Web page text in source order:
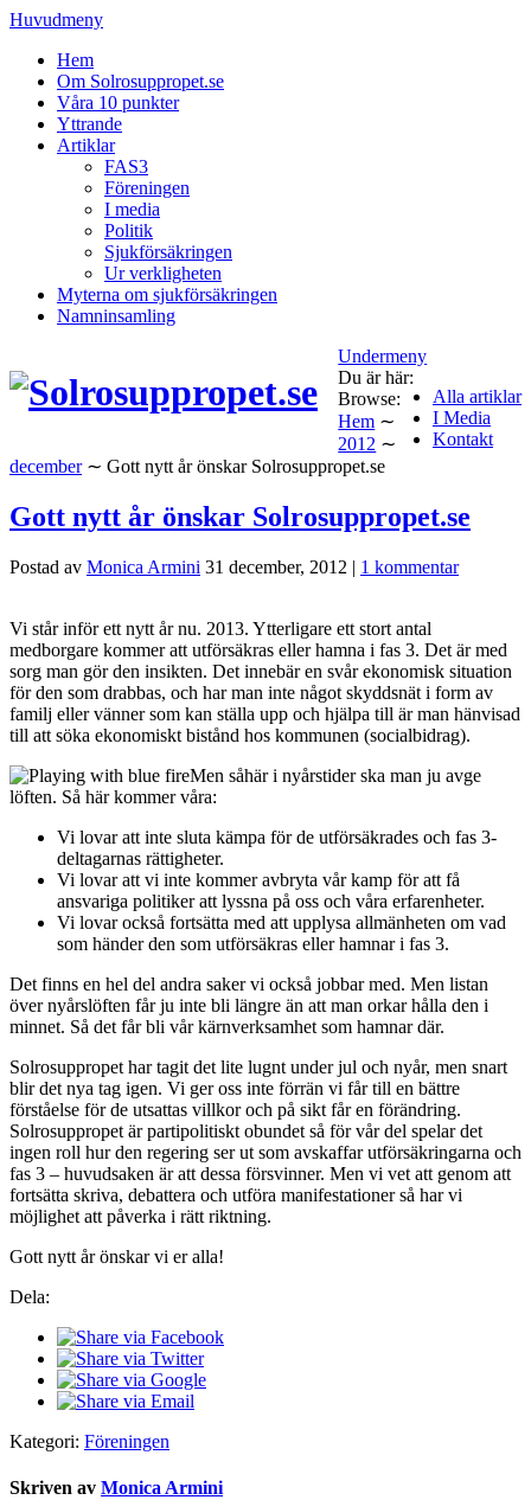
Huvudmeny
Hem
Om Solrosuppropet.se
Våra 10 punkter
Yttrande
Artiklar
FAS3
Föreningen
I media
Politik
Sjukförsäkringen
Ur verkligheten
Myterna om sjukförsäkringen
Namninsamling
Undermeny
Alla artiklar
I Media
Kontakt
Du är här:
Browse:
Hem ∼
2012 ∼
december ∼ Gott nytt år önskar Solrosuppropet.se
Gott nytt år önskar Solrosuppropet.se
Postad av Monica Armini 31 december, 2012 | 1 kommentar
Vi står inför ett nytt år nu. 2013. Ytterligare ett stort antal
medborgare kommer att utförsäkras eller hamna i fas 3. Det är med
sorg man gör den insikten. Det innebär en svår ekonomisk situation
för den som drabbas, och har man inte något skyddsnät i form av
familj eller vänner som kan ställa upp och hjälpa till är man hänvisad
till att söka ekonomiskt bistånd hos kommunen (socialbidrag).
Men såhär i nyårstider ska man ju avge
löften. Så här kommer våra:
Vi lovar att inte sluta kämpa för de utförsäkrades och fas 3-
deltagarnas rättigheter.
Vi lovar att vi inte kommer avbryta vår kamp för att få
ansvariga politiker att lyssna på oss och våra erfarenheter.
Vi lovar också fortsätta med att upplysa allmänheten om vad
som händer den som utförsäkras eller hamnar i fas 3.
Det finns en hel del andra saker vi också jobbar med. Men listan
över nyårslöften får ju inte bli längre än att man orkar hålla den i
minnet. Så det får bli vår kärnverksamhet som hamnar där.
Solrosuppropet har tagit det lite lugnt under jul och nyår, men snart
blir det nya tag igen. Vi ger oss inte förrän vi får till en bättre
förståelse för de utsattas villkor och på sikt får en förändring.
Solrosuppropet är partipolitiskt obundet så för vår del spelar det
ingen roll hur den regering ser ut som avskaffar utförsäkringarna och
fas 3 – huvudsaken är att dessa försvinner. Men vi vet att genom att
fortsätta skriva, debattera och utföra manifestationer så har vi
möjlighet att påverka i rätt riktning.
Gott nytt år önskar vi er alla!
Dela:
Kategori: Föreningen
Skriven av Monica Armini